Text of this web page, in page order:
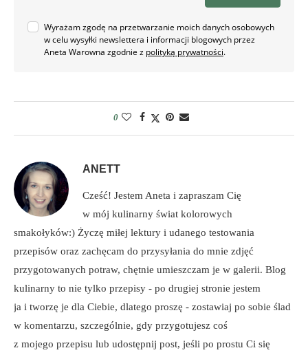
Wyrażam zgodę na przetwarzanie moich danych osobowych
w celu wysyłki newslettera i informacji blogowych przez
Aneta Warowna zgodnie z polityką prywatności.
0
ANETT
Cześć! Jestem Aneta i zapraszam Cię
w mój kulinarny świat kolorowych
smakołyków:) Życzę miłej lektury i udanego testowania
przepisów oraz zachęcam do przysyłania do mnie zdjęć
przygotowanych potraw, chętnie umieszczam je w galerii. Blog
kulinarny to nie tylko przepisy - po drugiej stronie jestem
ja i tworzę je dla Ciebie, dlatego proszę - zostawiaj po sobie ślad
w komentarzu, szczególnie, gdy przygotujesz coś
z mojego przepisu lub udostępnij post, jeśli po prostu Ci się